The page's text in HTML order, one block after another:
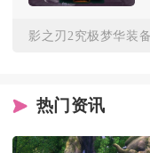
热门资讯